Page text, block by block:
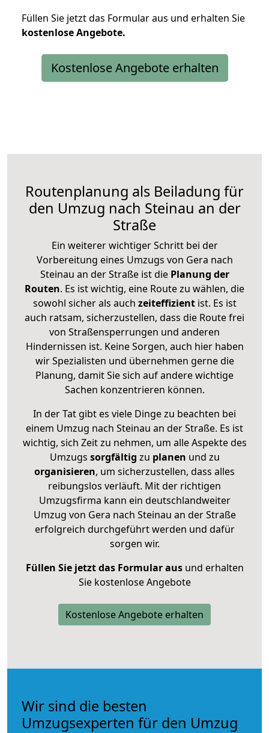
Füllen Sie jetzt das Formular aus und erhalten Sie
kostenloseAngebote.
Kostenlose Angebote erhalten
Routenplanung als Beiladung für
den Umzug nach Steinau an der
Straße
Ein weiterer wichtiger Schritt bei der
Vorbereitung eines Umzugs von Gera nach
Steinau an der Straße ist diePlanung der
Routen. Es ist wichtig, eine Route zu wählen, die
sowohl sicher als auch zeiteffizientist. Es ist
auch ratsam, sicherzustellen, dass die Route frei
von Straßensperrungen und anderen
Hindernissen ist. Keine Sorgen, auch hier haben
wir Spezialisten und übernehmen gerne die
Planung, damit Sie sich auf andere wichtige
Sachen konzentrieren können.
In der Tat gibt es viele Dinge zu beachten bei
einem Umzug nach Steinau an der Straße. Es ist
wichtig, sich Zeit zu nehmen, um alle Aspekte des
Umzugs sorgfältig zu planen und zu
organisieren, um sicherzustellen, dass alles
reibungslos verläuft. Mit der richtigen
Umzugsfirma kann ein deutschlandweiter
Umzug von Gera nach Steinau an der Straße
erfolgreich durchgeführt werden und dafür
sorgen wir.
Füllen Sie jetzt das Formular ausund erhalten
Sie kostenlose Angebote
Kostenlose Angebote erhalten
Wir sind die besten
Umzugsexperten für den Umzug